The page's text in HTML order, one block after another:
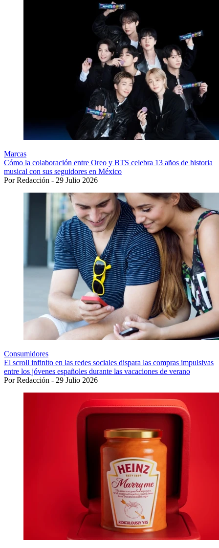
Marcas
Cómo la colaboración entre Oreo y BTS celebra 13 años de historia
musical con sus seguidores en México
Por Redacción - 29 Julio 2026
Consumidores
El scroll infinito en las redes sociales dispara las compras impulsivas
entre los jóvenes españoles durante las vacaciones de verano
Por Redacción - 29 Julio 2026